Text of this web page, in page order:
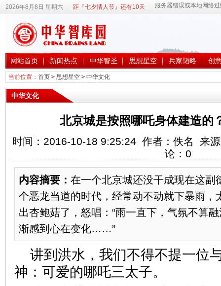
2026年8月8日 星期六 距『七夕情人节』还有10天
网站首页 新闻热点 中华智圣 思想星空 兵家韬略 创
当前位置： 首页> 思想星空> 中华文化
中华文化
北京城是按照哪吒身体建造的
时间：2016-10-18 9:25:24 作者：佚名 来
论： 0
内容摘要： 在一个北京城还没干成现在这副
个恶龙当道的时代，经常动不动就下暴雨，
出杏鲍菇了，怒唱：“雨一直下，气氛不算
渐感到心在变化……”
讲到洪水，我们不得不提一位
神：可爱的哪吒三太子。